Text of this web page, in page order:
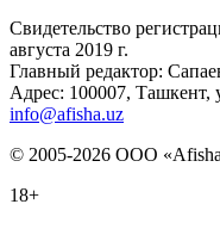
Свидетельство
августа 2019 г.
Главный редактор:
Адрес: 100007, Ташкент,
info@afisha.uz
© 2005-2026 ООО
18+